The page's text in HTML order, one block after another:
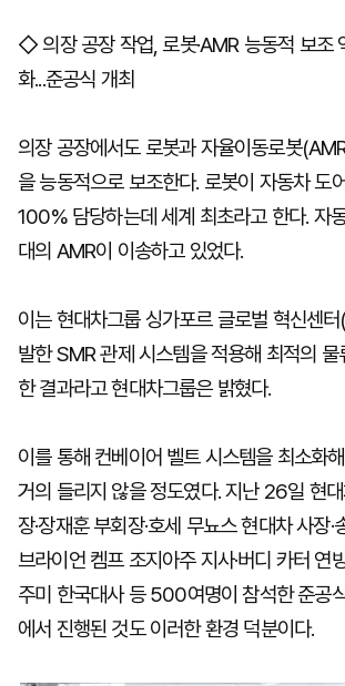
◇ 의장 공장 작업, 로봇·AMR 능동적 보조
화...준공식 개최
의장 공장에서도 로봇과 자율이동로봇
을 능동적으로 보조한다. 로봇이 자동차 도
100% 담당하는데 세계 최초라고 한다. 자
대의 AMR이 이송하고 있었다.
이는 현대차그룹 싱가포르 글로벌 혁신센
발한 SMR 관제 시스템을 적용해 최적의
한 결과라고 현대차그룹은 밝혔다.
이를 통해 컨베이어 벨트 시스템을 최소화
거의 들리지 않을 정도였다. 지난 26일 현
장·장재훈 부회장·호세 무뇨스 현대차 사장
브라이언 켐프 조지아주 지사·버디 카터 연
주미 한국대사 등 500여명이 참석한 준공
에서 진행된 것도 이러한 환경 덕분이다.